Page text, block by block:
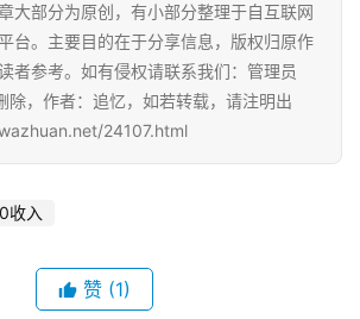
大部分为原创，有小部分整理于自互联网
台。主要目的在于分享信息，版权归原作
者参考。如有侵权请联系我们：管理员
，作者：追忆，如若转载，请注明出
24107.html
收入
赞 (1)